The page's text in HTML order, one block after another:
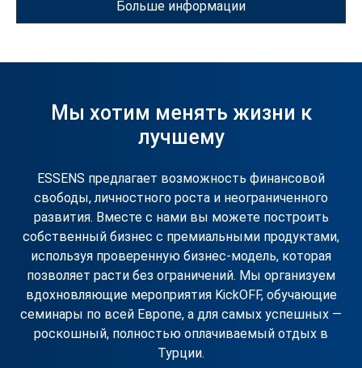
или даже роскошный Rolls-Royce для самых успешных.
Достаточно расти, достигать целей, и ESSENS откроет
ваш стиль и успех.
Больше информации
Мы хотим менять жизни к
лучшему
ESSENS предлагает возможность финансовой
свободы, личностного роста и неограниченного
развития. Вместе с нами вы можете построить
собственный бизнес с премиальными продуктами,
используя проверенную бизнес-модель, которая
позволяет расти без ограничений. Мы организуем
вдохновляющие мероприятия KickOFF, обучающие
семинары по всей Европе, а для самых успешных —
роскошный, полностью оплачиваемый отдых в
Турции.